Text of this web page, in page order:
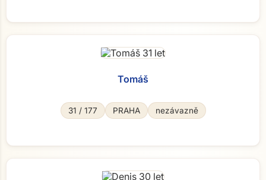
Tomáš
31 / 177 PRAHA nezávazně